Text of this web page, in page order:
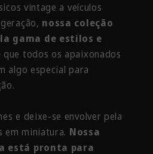
vintage a veículos
nossa coleção
gama de estilos e
todos os apaixonados
algo especial para
e deixe-se envolver pela
em miniatura. Nossa
está pronta para